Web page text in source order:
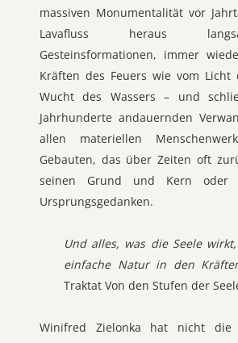
massiven Monumentalität vor
Lavafluss heraus
Gesteinsformationen, immer
Kräften des Feuers wie vom
Wucht des Wassers – und
Jahrhunderte andauernden
allen materiellen
Gebauten, das über Zeiten oft
seinen Grund und Kern oder
Ursprungsgedanken.
Und alles, was die Seele
einfache Natur in den
Traktat Von den Stufen der
Winifred Zielonka hat nicht die